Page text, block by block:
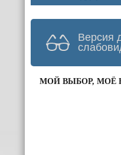
Версия
МОЙ ВЫБОР, МОЁ